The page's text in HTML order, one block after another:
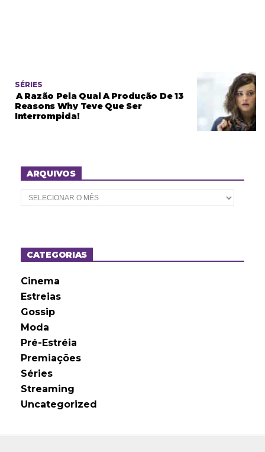
SÉRIES
A Razão Pela Qual A Produção De 13
Reasons Why Teve Que Ser
Interrompida!
ARQUIVOS
A
r
o
sCATEGORIAS
Cinema
Estreias
Gossip
Moda
Pré-Estréia
Premiações
Séries
Streaming
Uncategorized